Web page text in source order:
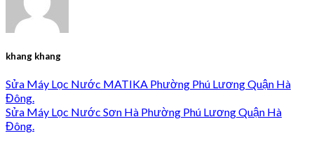
khang khang
Sửa Máy Lọc Nước MATIKA Phường Phú Lương Quận Hà
Đông.
Sửa Máy Lọc Nước Sơn Hà Phường Phú Lương Quận Hà
Đông.